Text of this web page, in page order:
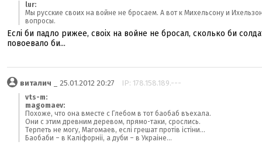
lur:
Мы русские своих на войне не бросаем. А вот к Михельсону и
вопросы.
Еслі би падло рижее, своіх на войне не бросал, сколько би
повоевало би...
виталич _ 25.01.2012 20:27 IP: 178.158.189.---
vts-m:
magomaev:
Похоже, что она вместе с Глебом в тот баобаб въехала.
Они с этим древним деревом, прямо-таки, срослись.
Терпеть не могу, Магомаев, еслі грешат протів істіни...
Баобаби – в Каліфорніі, а дуби – в Украіне...